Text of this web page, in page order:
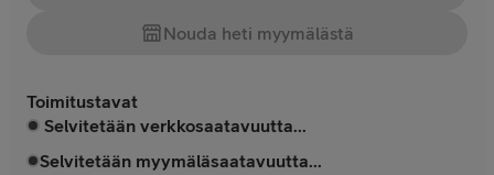
Nouda heti myymälästä
Toimitustavat
Selvitetään verkkosaatavuutta...
Selvitetään myymäläsaatavuutta...